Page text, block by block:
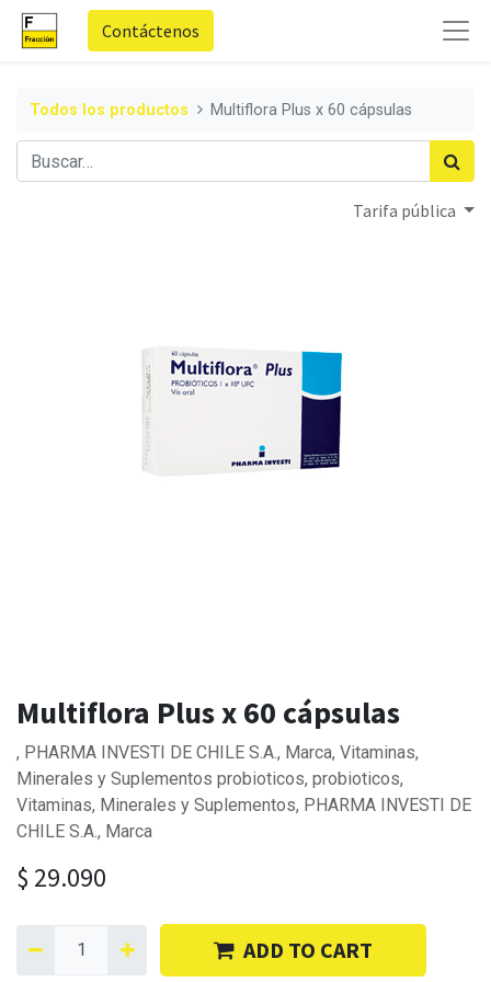
Contáctenos
Todos los productos Multiflora Plus x 60 cápsulas
Tarifa pública
Multiflora Plus x 60 cápsulas
, PHARMA INVESTI DE CHILE S.A., Marca, Vitaminas,
Minerales y Suplementos probioticos, probioticos,
Vitaminas, Minerales y Suplementos, PHARMA INVESTI DE
CHILE S.A., Marca
$ 29.090
ADD TO CART